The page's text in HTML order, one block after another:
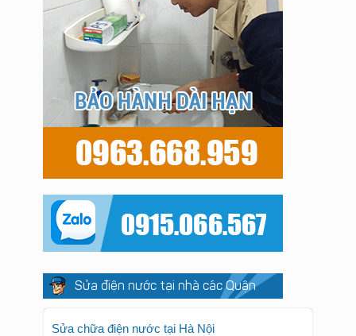
Sửa điện nước tại nhà các Quận
Sửa chữa điện nước tại Hà Nội